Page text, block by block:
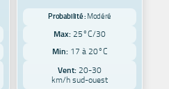
Probabilité : Modéré
Max: 25°C/30
Min: 17 à 20°C
Vent: 20-30
km/h sud-ouest